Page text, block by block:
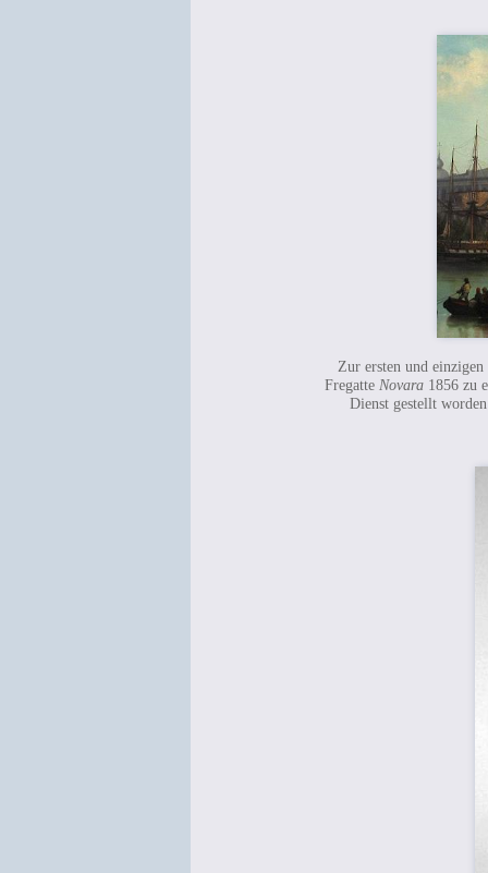
Zur ersten und
Fregatte Novara 1856 zu
Dienst gestellt